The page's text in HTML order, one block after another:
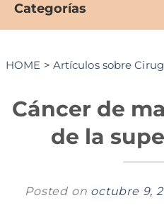
Categorías
HOME > Artículos sobre
Cáncer de
de la
Posted on octubre 9,